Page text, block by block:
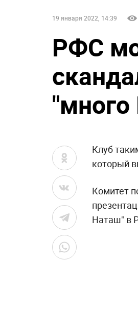
19 января 2022, 14:39
РФС
Клуб
который
Комитет
Наташ" в